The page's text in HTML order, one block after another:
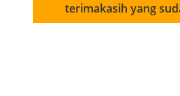
terimakasih yang